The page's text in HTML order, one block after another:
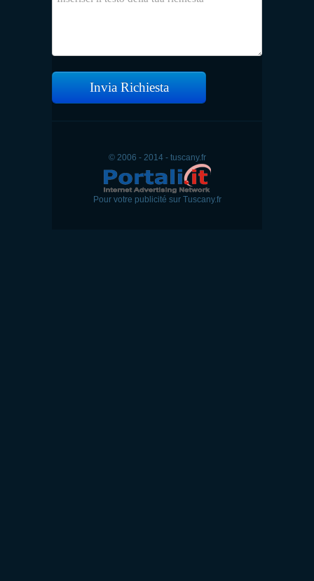
Invia Richiesta
© 2006 - 2014 - tuscany.fr
Pour votre publicité sur Tuscany.fr